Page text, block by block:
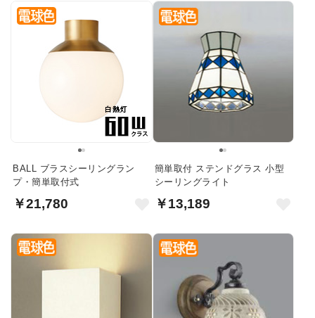
BALL ブラスシーリングラン
プ・簡単取付式
￥21,780
簡単取付 ステンドグラス 小型
シーリングライト
￥13,189